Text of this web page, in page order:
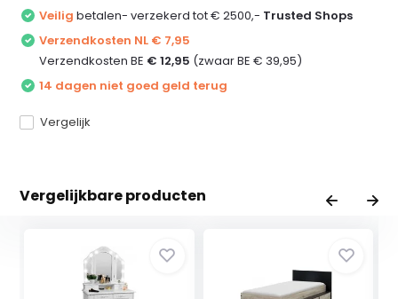
Veilig betalen- verzekerd tot € 2500,- Trusted Shops
Verzendkosten NL € 7,95
Verzendkosten BE € 12,95 (zwaar BE € 39,95)
14 dagen niet goed geld terug
Vergelijk
Vergelijkbare producten